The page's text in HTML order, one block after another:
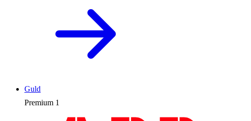
Premium 1
Guld